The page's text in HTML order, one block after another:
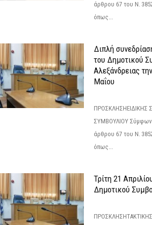
άρθρου 67 του Ν.
όπως...
Διπλή
του Δημοτικού
Αλεξάνδρειας
Μαΐου
ΠΡΟΣΚΛΗΣΗΕΙΔΙΚΗΣ
ΣΥΜΒΟΥΛΙΟΥ
άρθρου 67 του Ν.
όπως...
Τρίτη 21
Δημοτικού